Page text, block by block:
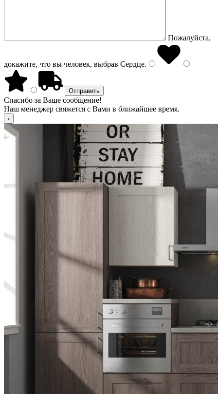
Пожалуйста,
докажите, что вы человек, выбрав Сердце.
Спасибо за Ваше сообщение!
Наш менеджер свяжется с Вами в ближайшее время.